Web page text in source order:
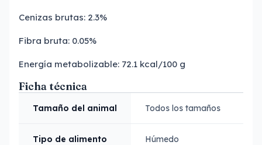
Cenizas brutas: 2.3%
Fibra bruta: 0.05%
Energía metabolizable: 72.1 kcal/100 g
Ficha técnica
Tamaño del animal Todos los tamaños
Tipo de alimento Húmedo